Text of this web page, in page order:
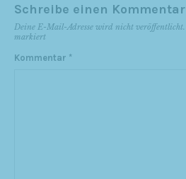
Schreibe einen Kommentar
Deine E-Mail-Adresse wird nicht veröffentlicht.
markiert
Kommentar *